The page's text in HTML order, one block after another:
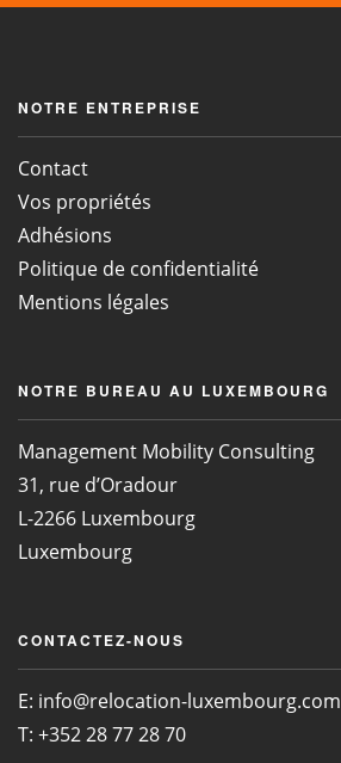
NOTRE ENTREPRISE
Contact
Vos propriétés
Adhésions
Politique de confidentialité
Mentions légales
NOTRE BUREAU AU LUXEMBOURG
Management Mobility Consulting
31, rue d’Oradour
L-2266 Luxembourg
Luxembourg
CONTACTEZ-NOUS
E: info@relocation-luxembourg.com
T: +352 28 77 28 70